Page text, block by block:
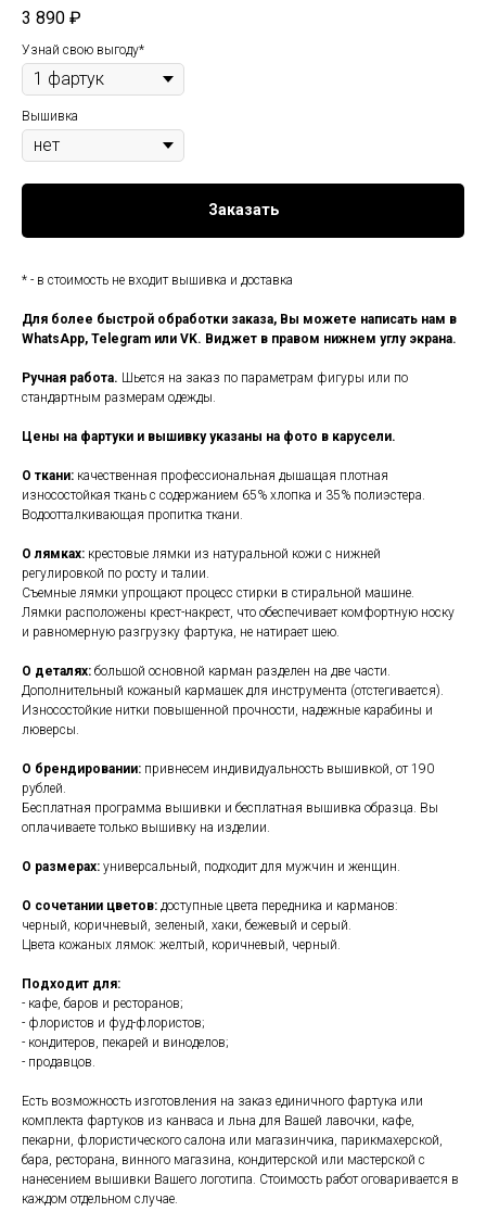
3 890 ₽
Узнай свою выгоду*
Вышивка
Заказать
* - в стоимость не входит вышивка и доставка
Для более быстрой обработки заказа, Вы можете написать нам в
WhatsApp, Telegram или VK. Виджет в правом нижнем углу экрана.
Ручная работа. Шьется на заказ по параметрам фигуры или по
стандартным размерам одежды.
Цены на фартуки и вышивку указаны на фото в карусели.
О ткани: качественная профессиональная дышащая плотная
износостойкая ткань с содержанием 65% хлопка и 35% полиэстера.
Водоотталкивающая пропитка ткани.
О лямках: крестовые лямки из натуральной кожи с нижней
регулировкой по росту и талии.
Съемные лямки упрощают процесс стирки в стиральной машине.
Лямки расположены крест-накрест, что обеспечивает комфортную носку
и равномерную разгрузку фартука, не натирает шею.
О деталях: большой основной карман разделен на две части.
Дополнительный кожаный кармашек для инструмента (отстегивается).
Износостойкие нитки повышенной прочности, надежные карабины и
люверсы.
О брендировании: привнесем индивидуальность вышивкой, от 190
рублей.
Бесплатная программа вышивки и бесплатная вышивка образца. Вы
оплачиваете только вышивку на изделии.
О размерах: универсальный, подходит для мужчин и женщин.
О сочетании цветов: доступные цвета передника и карманов:
черный, коричневый, зеленый, хаки, бежевый и серый.
Цвета кожаных лямок: желтый, коричневый, черный.
Подходит для:
- кафе, баров и ресторанов;
- флористов и фуд-флористов;
- кондитеров, пекарей и виноделов;
- продавцов.
Есть возможность изготовления на заказ единичного фартука или
комплекта фартуков из канваса и льна для Вашей лавочки, кафе,
пекарни, флористического салона или магазинчика, парикмахерской,
бара, ресторана, винного магазина, кондитерской или мастерской с
нанесением вышивки Вашего логотипа. Стоимость работ оговаривается в
каждом отдельном случае.